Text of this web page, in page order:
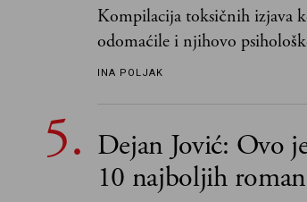
Kompilacija toksičnih izjava
odomaćile i njihovo
„Biće ti bolje bez mene“ do
INA POLJAK
Dejan Jović: Ovo
10 najboljih